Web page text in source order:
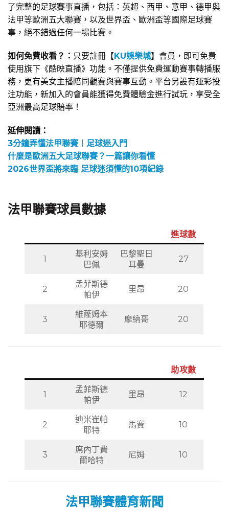
了完整的足球賽事直播，包括：英超、西甲、意甲、德甲與
法甲等歐洲五大聯賽，以及世界盃、歐洲盃等國際足球賽
事，絕不錯過任何一場比賽。
如何免費收看？： 只要註冊【KU娛樂城】會員，即可免費
使用旗下《酷映直播》功能。不僅提供免費運動賽事轉播服
務，更有美女主播陪同觀賽與賽事互動。平台另設有運彩投
注功能，新加入的會員能獲得免費體驗金進行試玩，享受全
亞洲最高足球賠率！
延伸閱讀：
3分鐘弄懂法甲聯賽︱足球迷入門
什麼是歐洲五大足球聯賽？一篇讓你看懂
2026世界盃將來臨 足球迷須懂的10項紀錄
法甲聯賽球員數據
進球數
1
基利安姆
巴佩
巴黎聖日
耳曼
27
2
孟菲斯德
帕伊
里昂 20
3
維蕯姆本
耶德爾
摩納哥 20
助攻數
1
孟菲斯德
帕伊
里昂 12
2
迪米崔帕
耶特
馬賽 10
3
席內丁費
爾哈特
尼姆 10
法甲聯賽體育新聞